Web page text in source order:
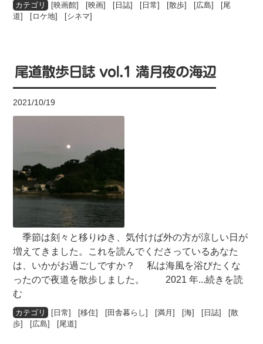
[映画館] [映画] [ 日誌] [ 日常] [散歩] [広島] [尾
道] [ロケ地] [シネマ]
尾道散歩日誌 vol.1 満月夜の海辺
2021/10/19
季節は刻々と移りゆき、気付けば外の方が涼しい日が
増えてきました。これを読んでくださっているあなた
は、いかがお過ごしですか？ 私は海風を浴びたくな
ったので夜道を散歩しました。 2021 年...続きを読
む
[ 日常] [移住] [田舎暮らし] [満月] [海] [ 日誌] [散
歩] [広島] [尾道]